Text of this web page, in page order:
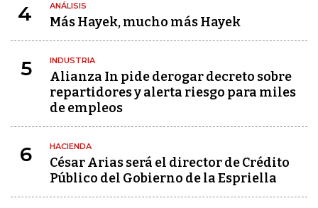
4 ANÁLISIS
Más Hayek, mucho más Hayek
5 INDUSTRIA
Alianza In pide derogar decreto sobre
repartidores y alerta riesgo para miles
de empleos
6 HACIENDA
César Arias será el director de Crédito
Público del Gobierno de la Espriella